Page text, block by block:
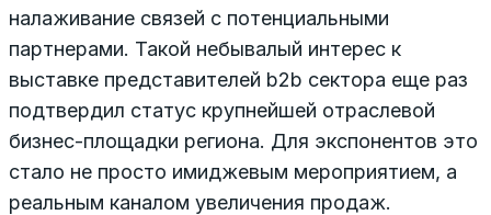
налаживание связей с потенциальными
партнерами. Такой небывалый интерес к
выставке представителей b2b сектора еще раз
подтвердил статус крупнейшей отраслевой
бизнес-площадки региона. Для экспонентов это
стало не просто имиджевым мероприятием, а
реальным каналом увеличения продаж.